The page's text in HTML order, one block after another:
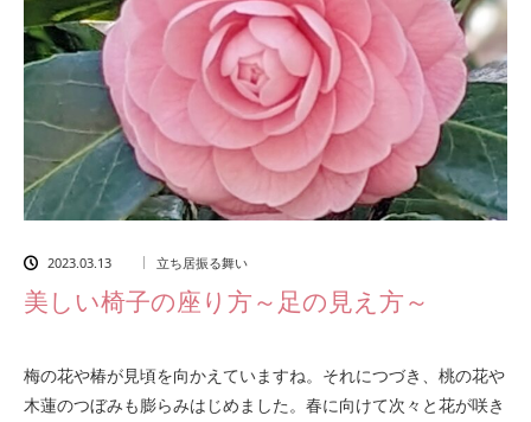
2023.03.13 立ち居振る舞い
美しい椅子の座り方～足の見え方～
梅の花や椿が見頃を向かえていますね。それにつづき、桃の花や
木蓮のつぼみも膨らみはじめました。春に向けて次々と花が咲き